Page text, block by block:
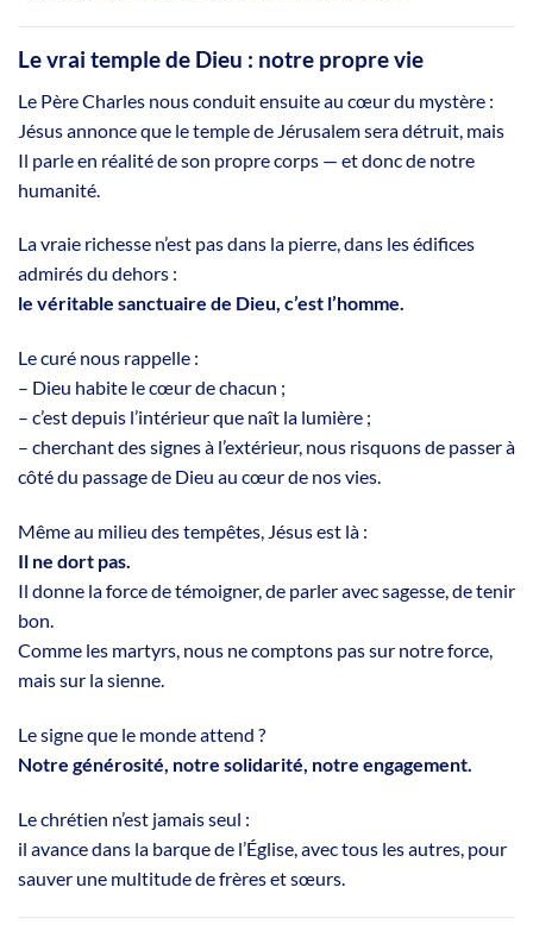
Le vrai temple de Dieu : notre propre vie
Le Père Charles nous conduit ensuite au cœur du mystère :
Jésus annonce que le temple de Jérusalem sera détruit, mais
Il parle en réalité de son propre corps — et donc de notre
humanité.
La vraie richesse n’est pas dans la pierre, dans les édifices
admirés du dehors :
le véritable sanctuaire de Dieu, c’est l’homme.
Le curé nous rappelle :
– Dieu habite le cœur de chacun ;
– c’est depuis l’intérieur que naît la lumière ;
– cherchant des signes à l’extérieur, nous risquons de passer à
côté du passage de Dieu au cœur de nos vies.
Même au milieu des tempêtes, Jésus est là :
Il ne dort pas.
Il donne la force de témoigner, de parler avec sagesse, de tenir
bon.
Comme les martyrs, nous ne comptons pas sur notre force,
mais sur la sienne.
Le signe que le monde attend ?
Notre générosité, notre solidarité, notre engagement.
Le chrétien n’est jamais seul :
il avance dans la barque de l’Église, avec tous les autres, pour
sauver une multitude de frères et sœurs.